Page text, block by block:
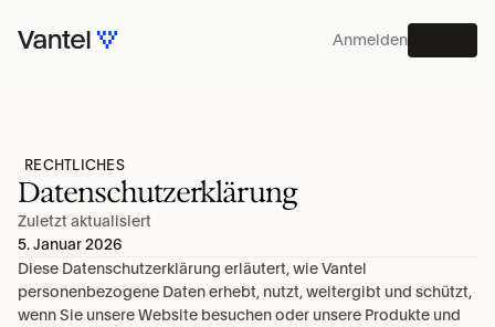
Anmelden
RECHTLICHES
Datenschutzerklärung
Zuletzt aktualisiert
5. Januar 2026
Diese Datenschutzerklärung erläutert, wie Vantel
personenbezogene Daten erhebt, nutzt, weitergibt und schützt,
wenn Sie unsere Website besuchen oder unsere Produkte und